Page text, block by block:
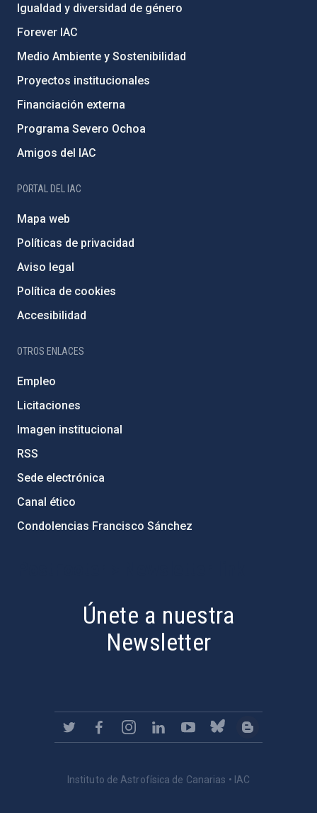
Igualdad y diversidad de género
Forever IAC
Medio Ambiente y Sostenibilidad
Proyectos institucionales
Financiación externa
Programa Severo Ochoa
Amigos del IAC
PORTAL DEL IAC
Mapa web
Políticas de privacidad
Aviso legal
Política de cookies
Accesibilidad
OTROS ENLACES
Empleo
Licitaciones
Imagen institucional
RSS
Sede electrónica
Canal ético
Condolencias Francisco Sánchez
Únete a nuestra
Newsletter
Instituto de Astrofísica de Canarias • IAC